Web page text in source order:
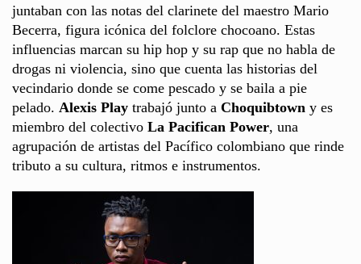
juntaban con las notas del clarinete del maestro Mario
Becerra, figura icónica del folclore chocoano. Estas
influencias marcan su hip hop y su rap que no habla de
drogas ni violencia, sino que cuenta las historias del
vecindario donde se come pescado y se baila a pie
pelado. Alexis Play trabajó junto a Choquibtown y es
miembro del colectivo La Pacifican Power, una
agrupación de artistas del Pacífico colombiano que rinde
tributo a su cultura, ritmos e instrumentos.